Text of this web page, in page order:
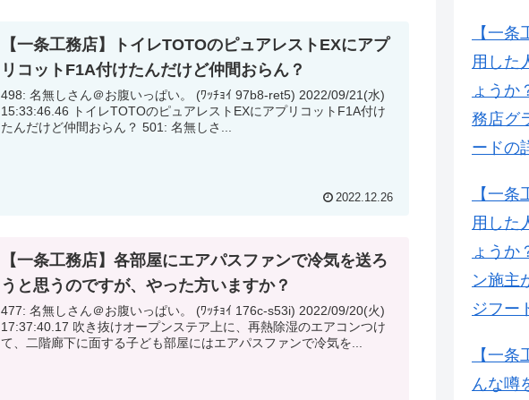
【一条工務店】トイレTOTOのピュアレストEXにアプ
リコットF1A付けたんだけど仲間おらん？
498: 名無しさん＠お腹いっぱい。 (ﾜｯﾁｮｲ 97b8-ret5) 2022/09/21(水)
15:33:46.46 トイレTOTOのピュアレストEXにアプリコットF1A付け
たんだけど仲間おらん？ 501: 名無しさ...
2022.12.26
【一条工務店】各部屋にエアパスファンで冷気を送ろ
うと思うのですが、やった方いますか？
477: 名無しさん＠お腹いっぱい。 (ﾜｯﾁｮｲ 176c-s53i) 2022/09/20(火)
17:37:40.17 吹き抜けオープンステア上に、再熱除湿のエアコンつけ
て、二階廊下に面する子ども部屋にはエアパスファンで冷気を...
【一
用した
ょうか
務店グ
ードの
【一
用した
ょうか
ン施主
ジフー
【一
んな噂